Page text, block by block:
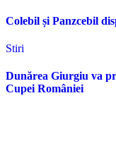
Colebil și Panzcebil
Stiri
Dunărea Giurgiu va
Cupei României